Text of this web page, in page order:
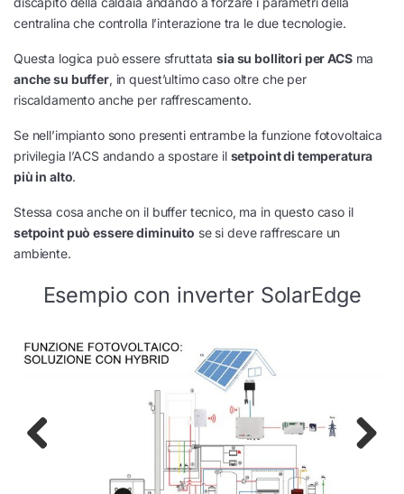
centralina che controlla l’interazione tra le due tecnologie.
Questa logica può essere sfruttatasia su bollitori per ACSma
anche su buffer, in quest’ultimo caso oltre che per
riscaldamento anche per raffrescamento.
Se nell’impianto sono presenti entrambe la funzione fotovoltaica
privilegia l’ACS andando a spostare il setpoint di temperatura
più in alto.
Stessa cosa anche on il buffer tecnico, ma in questo caso il
setpoint può essere diminuito se si deve raffrescare un
ambiente.
Esempio con inverter SolarEdge